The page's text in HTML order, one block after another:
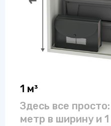
1 м³
Здесь все
метр в ширину и